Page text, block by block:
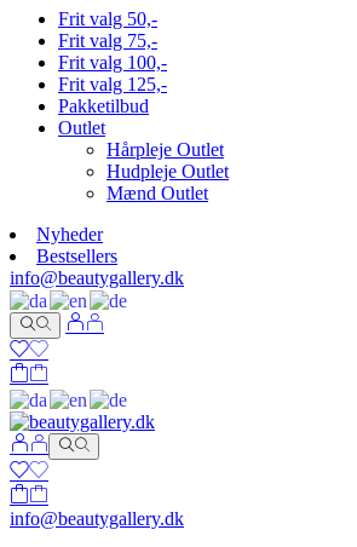
Frit valg 50,-
Frit valg 75,-
Frit valg 100,-
Frit valg 125,-
Pakketilbud
Outlet
Hårpleje Outlet
Hudpleje Outlet
Mænd Outlet
Nyheder
Bestsellers
info@beautygallery.dk
info@beautygallery.dk